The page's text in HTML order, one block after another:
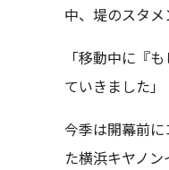
中、堤のスタ
「移動中に『
ていきました」
今季は開幕前
た横浜キヤノ